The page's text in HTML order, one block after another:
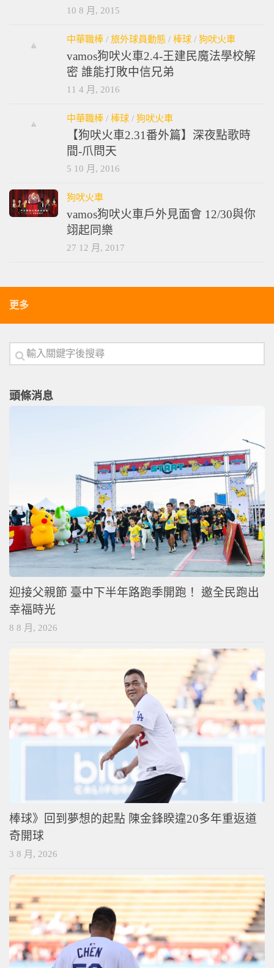
10 8 月, 2015
中華職棒 / 旅外球員動態 / 棒球 / 狗吠火車
vamos狗吠火車2.4-王建民魔法學校解
密 誰能打敗中信兄弟
11 4 月, 2016
中華職棒 / 棒球 / 狗吠火車
【狗吠火車2.31番外篇】深夜點歌時
間-爪問天
5 10 月, 2016
狗吠火車
vamos狗吠火車戶外見面會 12/30與你
翊起同樂
27 12 月, 2017
更多
頭條消息
迎接父親節 臺中下半年路跑季開跑！ 邀全民跑出
幸福時光
8 8 月, 2026
棒球》回到夢想的起點 陳金鋒睽違20多年重返道
奇開球
3 8 月, 2026